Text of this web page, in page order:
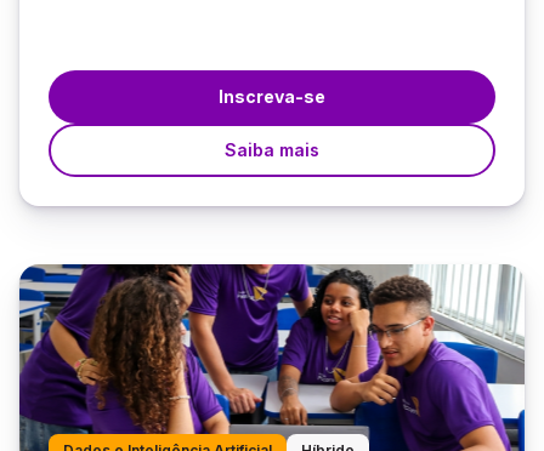
Inscreva-se
Saiba mais